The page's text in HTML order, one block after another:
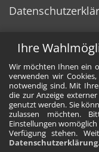
Ihre
Wir möchten Ihnen ein
verwenden wir
notwendig sind. Mit
die zur Anzeige
genutzt werden. Sie
zulassen möchten.
Einstellungen
Verfügung stehen.
Datenschutzerklärung.